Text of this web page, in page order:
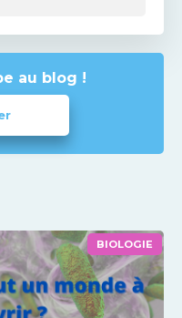
au blog !
BIOLOGIE